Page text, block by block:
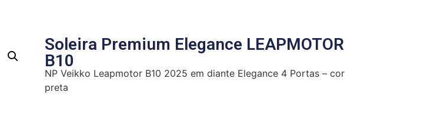
Soleira Premium Elegance LEAPMOTOR
B10
NP Veikko Leapmotor B10 2025 em diante Elegance 4 Portas – cor
preta